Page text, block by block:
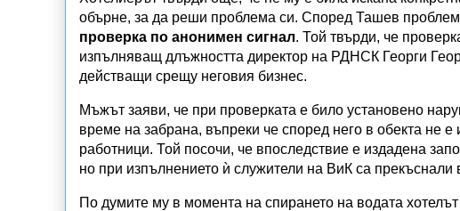
обърне, за да реши проблема си. Според Ташев
проверка по анонимен сигнал. Той твърди, че
изпълняващ длъжността директор на РДНСК Георги
действащи срещу неговия бизнес.
Мъжът заяви, че при проверката е било установено
време на забрана, въпреки че според него в обекта не е
работници. Той посочи, че впоследствие е издадена
но при изпълнението ѝ служители на ВиК са прекъснали
По думите му в момента на спирането на водата